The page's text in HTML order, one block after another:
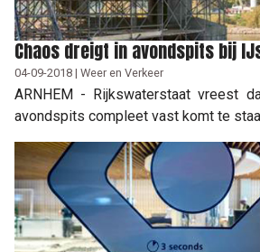
Chaos dreigt in avondspits bij
04-09-2018 | Weer en Verkeer
ARNHEM - Rijkswaterstaat vreest
avondspits compleet vast komt te